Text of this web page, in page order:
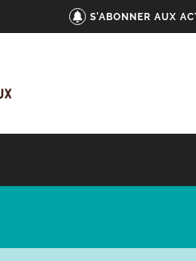
S'ABONNER AUX